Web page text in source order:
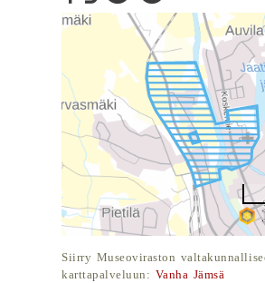
Siirry Museoviraston
karttapalveluun: Vanha Jämsä